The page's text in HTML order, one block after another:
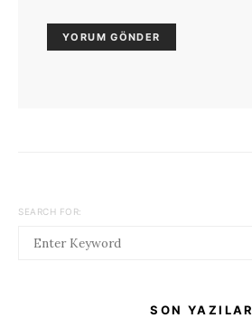
SEARCH FOR:
SON YAZILAR